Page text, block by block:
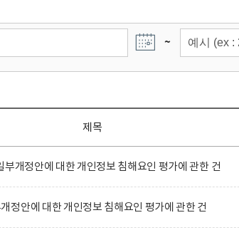
~
제목
부개정안에 대한 개인정보 침해요인 평가에 관한 건
정안에 대한 개인정보 침해요인 평가에 관한 건